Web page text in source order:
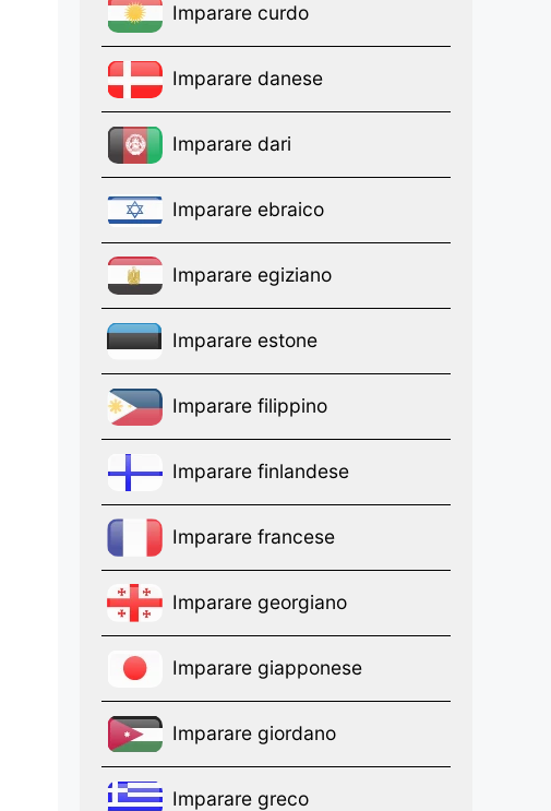
Imparare curdo
Imparare danese
Imparare dari
Imparare ebraico
Imparare egiziano
Imparare estone
Imparare filippino
Imparare finlandese
Imparare francese
Imparare georgiano
Imparare giapponese
Imparare giordano
Imparare greco